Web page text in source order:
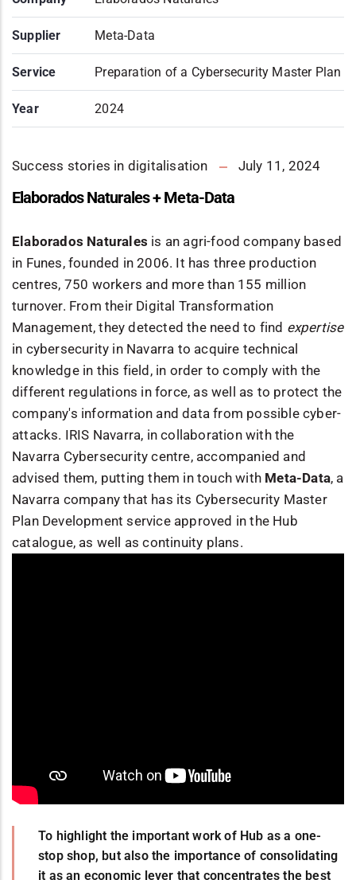
Supplier Meta-Data
Service Preparation of a Cybersecurity Master Plan
Year 2024
Success stories in digitalisation July 11, 2024
Elaborados Naturales + Meta-Data
Elaborados Naturales is an agri-food company based
in Funes, founded in 2006. It has three production
centres, 750 workers and more than 155 million
turnover. From their Digital Transformation
Management, they detected the need to find expertise
in cybersecurity in Navarra to acquire technical
knowledge in this field, in order to comply with the
different regulations in force, as well as to protect the
company's information and data from possible cyber-
attacks. IRIS Navarra, in collaboration with the
Navarra Cybersecurity centre, accompanied and
advised them, putting them in touch with Meta-Data, a
Navarra company that has its Cybersecurity Master
Plan Development service approved in the Hub
catalogue, as well as continuity plans.
To highlight the important work of Hub as a one-
stop shop, but also the importance of consolidating
it as an economic lever that concentrates the best